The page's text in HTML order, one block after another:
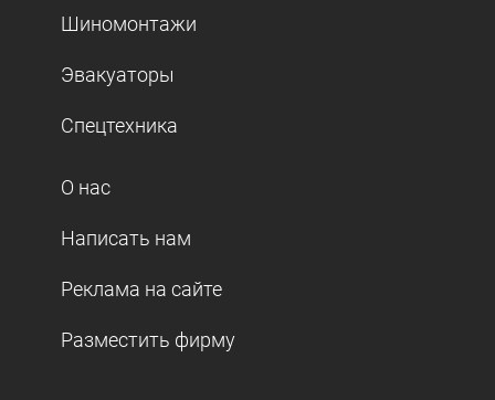
Шиномонтажи
Эвакуаторы
Спецтехника
О нас
Написать нам
Реклама на сайте
Разместить фирму